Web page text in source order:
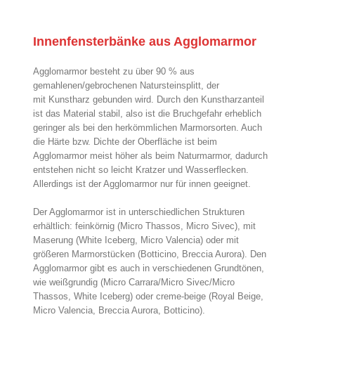
Innenfensterbänke aus Agglomarmor
Agglomarmor besteht zu über 90 % aus
gemahlenen/gebrochenen Natursteinsplitt, der
mit Kunstharz gebunden wird. Durch den Kunstharzanteil
ist das Material stabil, also ist die Bruchgefahr erheblich
geringer als bei den herkömmlichen Marmorsorten. Auch
die Härte bzw. Dichte der Oberfläche ist beim
Agglomarmor meist höher als beim Naturmarmor, dadurch
entstehen nicht so leicht Kratzer und Wasserflecken.
Allerdings ist der Agglomarmor nur für innen geeignet.
Der Agglomarmor ist in unterschiedlichen Strukturen
erhältlich: feinkörnig (Micro Thassos, Micro Sivec), mit
Maserung (White Iceberg, Micro Valencia) oder mit
größeren Marmorstücken (Botticino, Breccia Aurora). Den
Agglomarmor gibt es auch in verschiedenen Grundtönen,
wie weißgrundig (Micro Carrara/Micro Sivec/Micro
Thassos, White Iceberg) oder creme-beige (Royal Beige,
Micro Valencia, Breccia Aurora, Botticino).